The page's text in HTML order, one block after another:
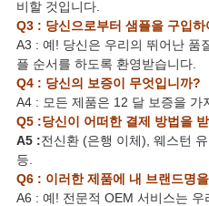
비할 것입니다.
Q3 : 당신으로부터 샘플을 구입
A3 : 예! 당신은 우리의 뛰어난 품
플 순서를 하도록 환영받습니다.
Q4 : 당신의 보증이 무엇입니까?
A4 : 모든 제품은 12 달 보증을 가
Q5 :당신이 어떠한 결제 방법을
A5 :전신환 (은행 이체), 웨스턴
등.
Q6 : 이러한 제품에 내 브랜드명
A6 : 예! 전문적 OEM 서비스는